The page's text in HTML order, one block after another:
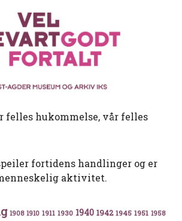
felles hukommelse, vår felles
fortidens handlinger og er
aktivitet.
1908 1910 1911 1930 1940 1942 1945 1951 1958